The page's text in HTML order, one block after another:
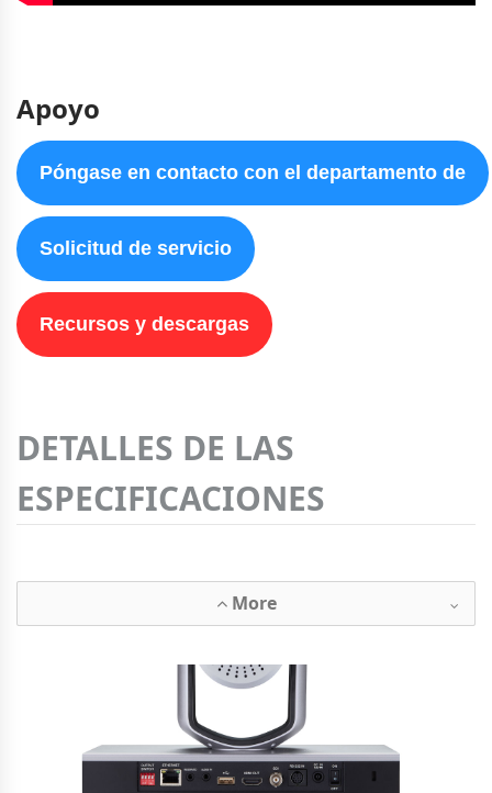
Apoyo
Póngase en contacto con el departamento de
Solicitud de servicio
Recursos y descargas
DETALLES DE LAS
ESPECIFICACIONES
More